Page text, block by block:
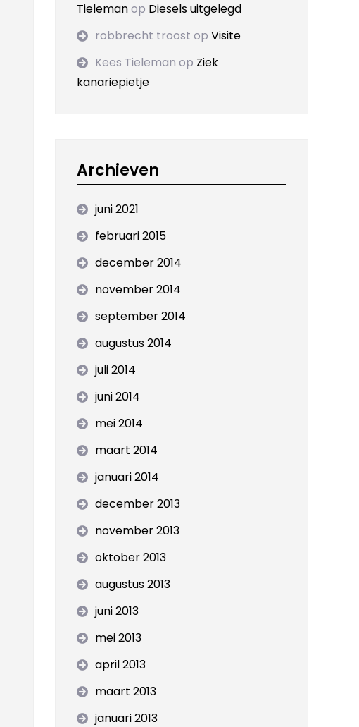
Tielemanop Diesels uitgelegd
robbrecht troost op Visite
Kees Tieleman op Ziek
kanariepietje
Archieven
juni 2021
februari 2015
december 2014
november 2014
september 2014
augustus 2014
juli 2014
juni 2014
mei 2014
maart 2014
januari 2014
december 2013
november 2013
oktober 2013
augustus 2013
juni 2013
mei 2013
april 2013
maart 2013
januari 2013